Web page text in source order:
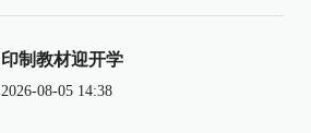
印制教材迎开学
2026-08-05 14:38